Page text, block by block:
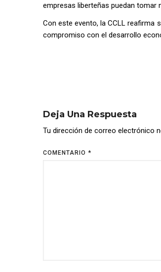
empresas liberteñas puedan tomar
Con este evento, la CCLL reafirma
compromiso con el desarrollo
Deja Una Respuesta
Tu dirección de correo electrónico
COMENTARIO *